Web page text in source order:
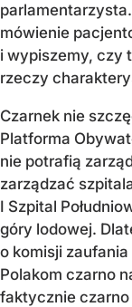
mówienie
i wypiszemy, czy
rzeczy
Czarnek nie
Platforma
nie potrafią
zarządzać
I Szpital
góry lodowej.
o komisji
Polakom czarno
faktycznie czarno